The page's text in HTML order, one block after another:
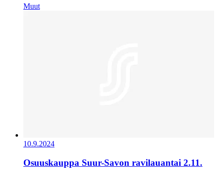
Muut
10.9.2024
Osuuskauppa Suur-Savon ravilauantai 2.11.